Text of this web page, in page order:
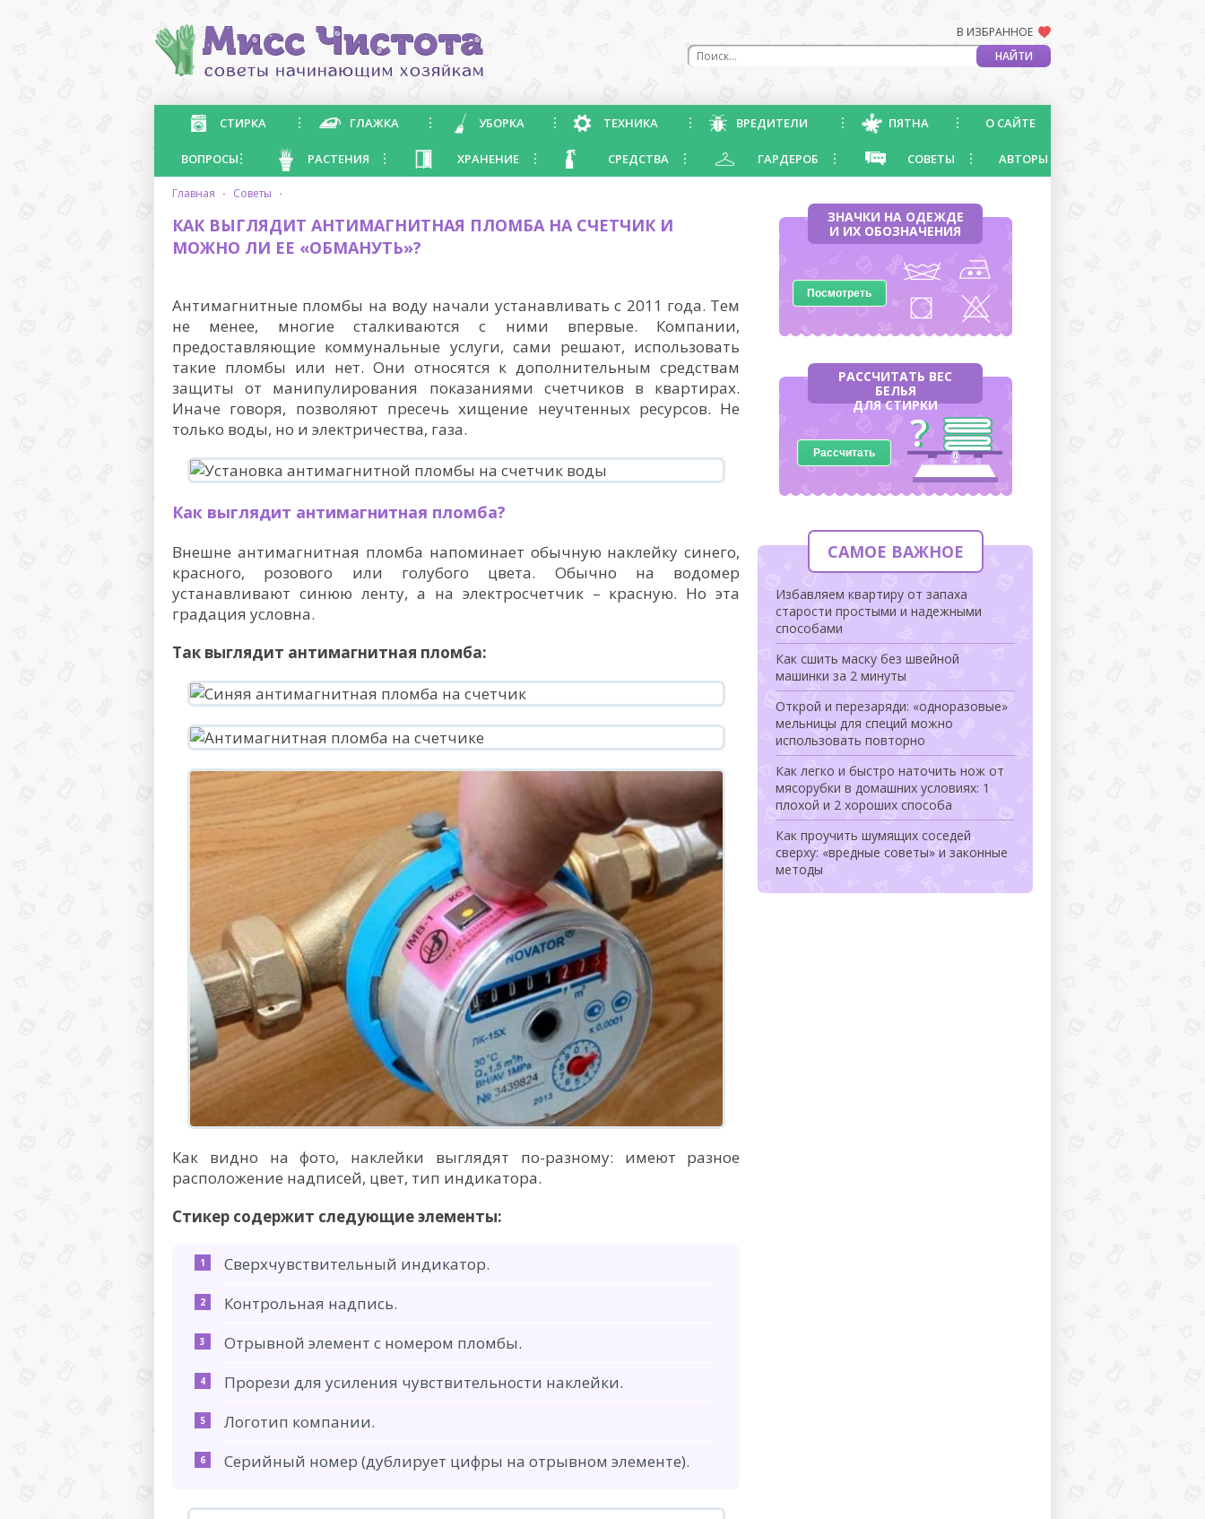
В ИЗБРАННОЕ
СТИРКА ГЛАЖКА УБОРКА ТЕХНИКА ВРЕДИТЕЛИ ПЯТНА О САЙТЕ
ВОПРОСЫ РАСТЕНИЯ ХРАНЕНИЕ СРЕДСТВА ГАРДЕРОБ СОВЕТЫ АВТОРЫ
главная · советы ·
КАК ВЫГЛЯДИТ АНТИМАГНИТНАЯ ПЛОМБА НА СЧЕТЧИК И
МОЖНО ЛИ ЕЕ «ОБМАНУТЬ»?
Антимагнитные пломбы на воду начали устанавливать с 2011 года. Тем
не менее, многие сталкиваются с ними впервые. Компании,
предоставляющие коммунальные услуги, сами решают, использовать
такие пломбы или нет. Они относятся к дополнительным средствам
защиты от манипулирования показаниями счетчиков в квартирах.
Иначе говоря, позволяют пресечь хищение неучтенных ресурсов. Не
только воды, но и электричества, газа.
Как выглядит антимагнитная пломба?
Внешне антимагнитная пломба напоминает обычную наклейку синего,
красного, розового или голубого цвета. Обычно на водомер
устанавливают синюю ленту, а на электросчетчик – красную. Но эта
градация условна.
Так выглядит антимагнитная пломба:
Как видно на фото, наклейки выглядят по-разному: имеют разное
расположение надписей, цвет, тип индикатора.
Стикер содержит следующие элементы:
Сверхчувствительный индикатор.
Контрольная надпись.
Отрывной элемент с номером пломбы.
Прорези для усиления чувствительности наклейки.
Логотип компании.
Серийный номер (дублирует цифры на отрывном элементе).
ЗНАЧКИ НА ОДЕЖДЕ
И ИХ ОБОЗНАЧЕНИЯ
Посмотреть
РАССЧИТАТЬ ВЕС
БЕЛЬЯ
ДЛЯ СТИРКИ
Рассчитать
САМОЕ ВАЖНОЕ
Избавляем квартиру от запаха
старости простыми и надежными
способами
Как сшить маску без швейной
машинки за 2 минуты
Открой и перезаряди: «одноразовые»
мельницы для специй можно
использовать повторно
Как легко и быстро наточить нож от
мясорубки в домашних условиях: 1
плохой и 2 хороших способа
Как проучить шумящих соседей
сверху: «вредные советы» и законные
методы